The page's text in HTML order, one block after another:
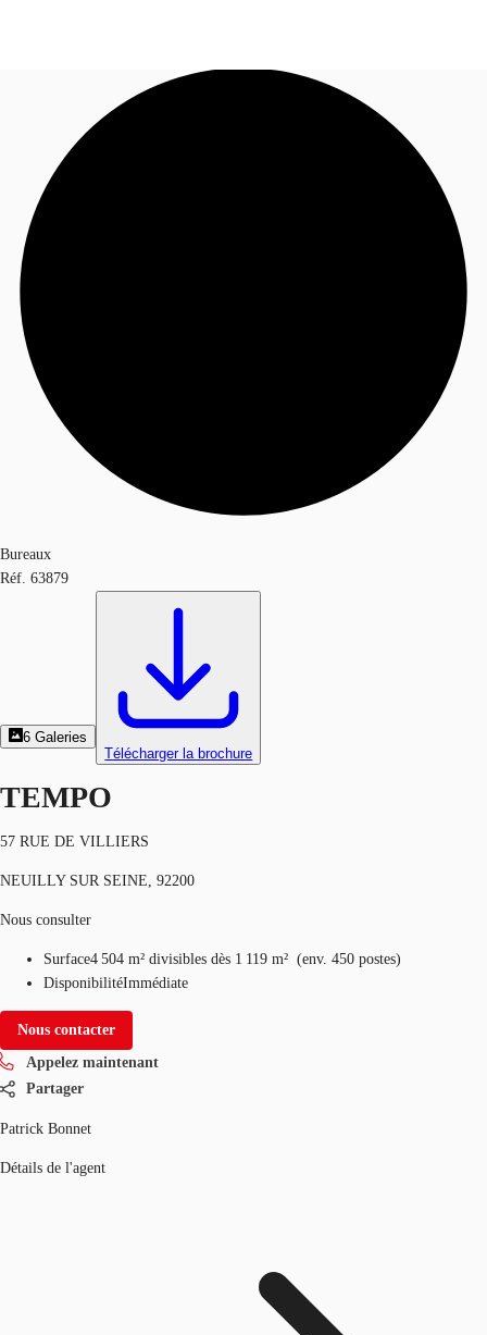
Blog
Données marchés
Appelez maintenant
Bureaux
Réf. 63879
6 Galeries
Télécharger la brochure
TEMPO
57 RUE DE VILLIERS
NEUILLY SUR SEINE, 92200
Nous consulter
Surface4 504 m² divisibles dès 1 119 m² (env. 450 postes)
DisponibilitéImmédiate
Nous contacter
Appelez maintenant
Partager
Patrick Bonnet
Détails de l'agent